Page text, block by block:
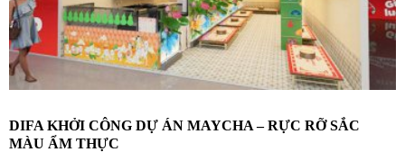
DIFA KHỞI CÔNG DỰ ÁN MAYCHA – RỰC RỠ SẮC
MÀU ẨM THỰC